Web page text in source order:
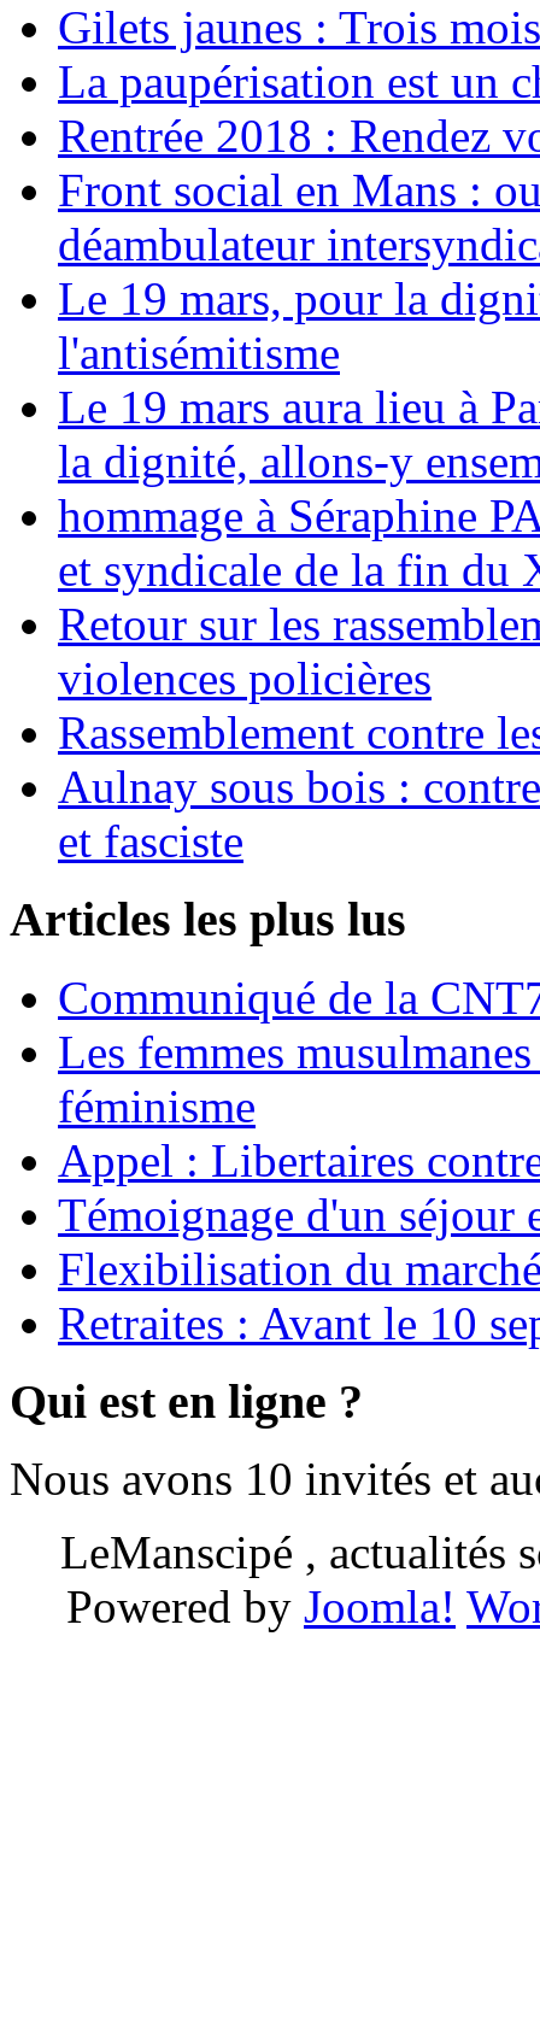
Gilets jaunes : Trois
La paupérisation est un
Rentrée 2018 : Rendez
Front social en Mans :
déambulateur
Le 19 mars, pour la
l'antisémitisme
Le 19 mars aura lieu à
la dignité, allons-y
hommage à Séraphine
et syndicale de la fin du
Retour sur les
violences policières
Rassemblement contre
Aulnay sous bois :
et fasciste
Articles les plus lus
Communiqué de la
Les femmes
féminisme
Appel : Libertaires
Témoignage d'un séjour
Flexibilisation du
Retraites : Avant le 10
Qui est en ligne ?
Nous avons 10 invités et
LeManscipé , actualités
Powered by Joomla!